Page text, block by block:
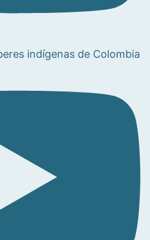
indígenas de Colombia